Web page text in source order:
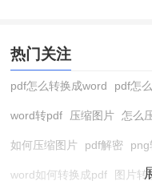
热门关注
pdf怎么转换成word pdf怎
word转pdf 压缩图片 怎么
如何压缩图片 pdf解密 png
word如何转换成pdf 图片转